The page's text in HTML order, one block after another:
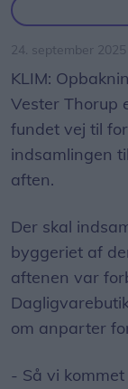
24. september
KLIM:
Vester Thorup
fundet vej til
indsamlingen
aften.
Der skal
byggeriet af
aftenen var
om anparter
- Så vi